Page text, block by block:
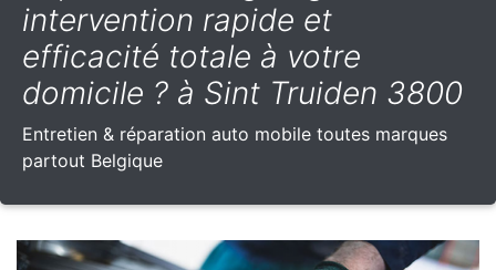
intervention rapide et
efficacité totale à votre
domicile ? à Sint Truiden 3800
Entretien & réparation auto mobile toutes marques
partout Belgique